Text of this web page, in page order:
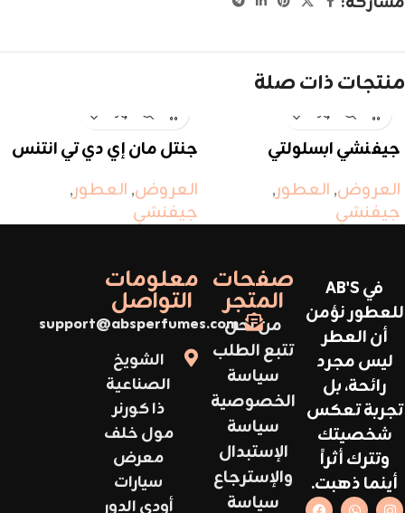
منتجات ذات صلة
جيفنشي ابسلولتي
العروض, العطور,
جيفنشي
جنتل مان إي دي تي انتنس
العروض, العطور,
جيفنشي
في AB'S
للعطور نؤمن
أن العطر
ليس مجرد
رائحة، بل
تجربة تعكس
شخصيتك
وتترك أثراً
أينما ذهبت.
صفحات
المتجر
من نحن
تتبع الطلب
سياسة
الخصوصية
سياسة
الإستبدال
والإسترجاع
سياسة
معلومات
التواصل
support@absperfumes.com
الشويخ
الصناعية
ذا كورنر
مول خلف
معرض
سيارات
أودي الدور